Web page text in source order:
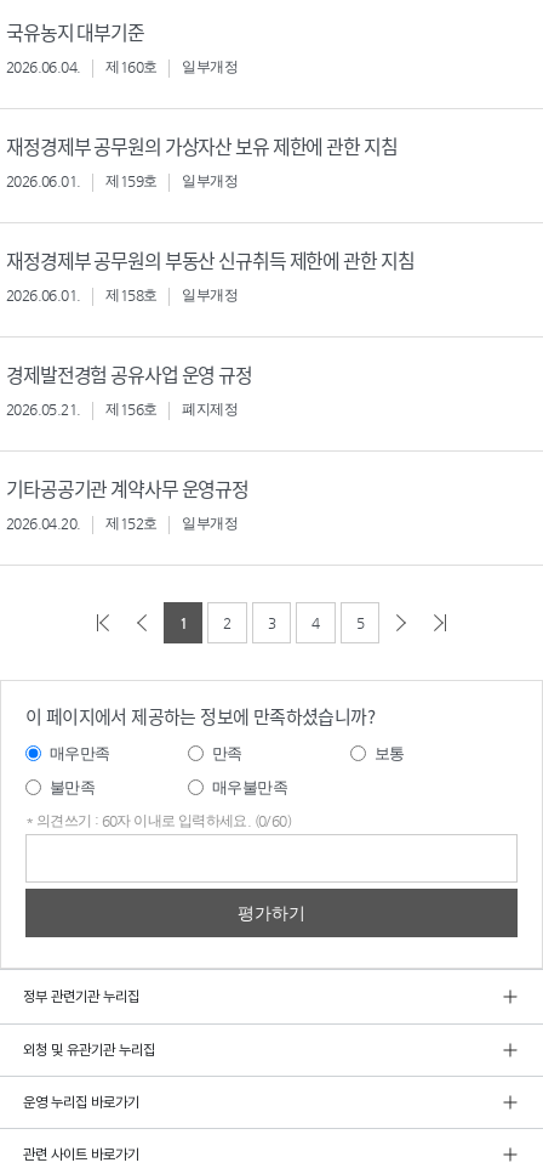
국유농지 대부기준
2026.06.04. 제160호 일부개정
재정경제부 공무원의 가상자산 보유 제한에 관한 지침
2026.06.01. 제159호 일부개정
재정경제부 공무원의 부동산 신규취득 제한에 관한 지침
2026.06.01. 제158호 일부개정
경제발전경험 공유사업 운영 규정
2026.05.21. 제156호 폐지제정
기타공공기관 계약사무 운영규정
2026.04.20. 제152호 일부개정
1 2 3 4 5
이 페이지에서 제공하는 정보에 만족하셨습니까?
매우만족 만족
보통
불만족
매우불만족
* 의견쓰기 : 60자 이내로 입력하세요. (0/60)
정부 관련기관 누리집
외청 및 유관기관 누리집
운영 누리집 바로가기
관련 사이트 바로가기